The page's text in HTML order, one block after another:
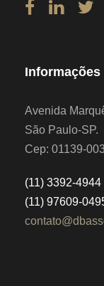
Informações
Avenida
São Paulo-SP.
Cep: 01139-003
(11) 3392-4944
(11) 97609-